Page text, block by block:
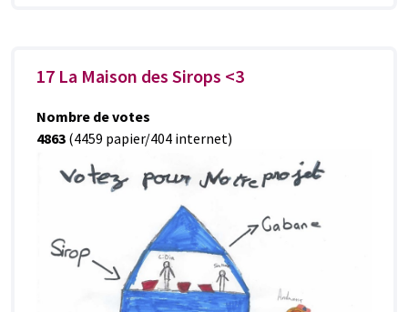
17 La Maison des Sirops <3
Nombre de votes
4863 (4459 papier/404 internet)